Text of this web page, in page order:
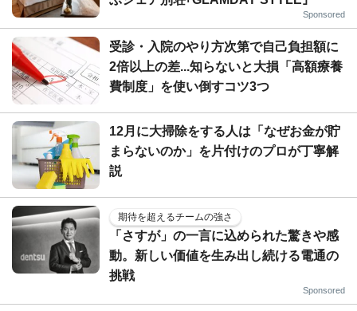
Sponsored
受診・入院のやり方次第で自己負担額に
2倍以上の差...知らないと大損「高額療養
費制度」を使い倒すコツ3つ
12月に大掃除をする人は「なぜお金が貯
まらないのか」を片付けのプロが丁寧解
説
期待を超えるチームの強さ
「さすが」の一言に込められた驚きや感
動。新しい価値を生み出し続ける電通の
挑戦
Sponsored